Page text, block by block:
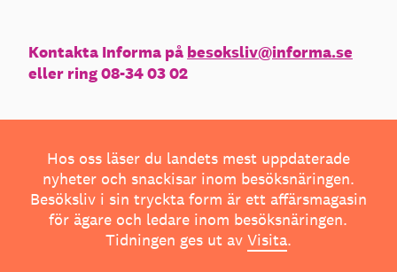
Kontakta Informa på besoksliv@informa.se
eller ring 08-34 03 02
Hos oss läser du landets mest uppdaterade
nyheter och snackisar inom besöksnäringen.
Besöksliv i sin tryckta form är ett affärsmagasin
för ägare och ledare inom besöksnäringen.
Tidningen ges ut av Visita.